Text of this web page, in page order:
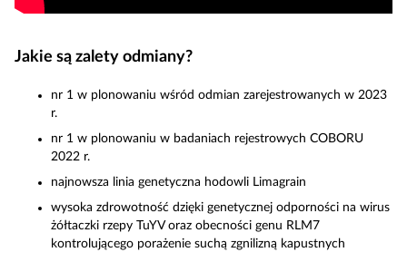
Jakie są zalety odmiany?
nr 1 w plonowaniu wśród odmian zarejestrowanych w 2023
r.
nr 1 w plonowaniu w badaniach rejestrowych COBORU
2022 r.
najnowsza linia genetyczna hodowli Limagrain
wysoka zdrowotność dzięki genetycznej odporności na wirus
żółtaczki rzepy TuYV oraz obecności genu RLM7
kontrolującego porażenie suchą zgnilizną kapustnych